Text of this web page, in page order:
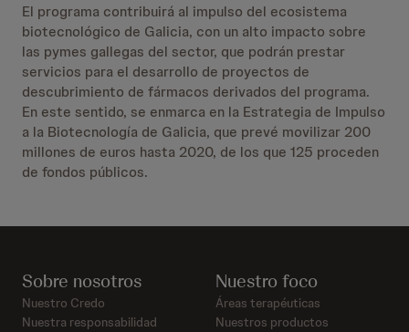
El programa contribuirá al impulso del ecosistema
biotecnológico de Galicia, con un alto impacto sobre
las pymes gallegas del sector, que podrán prestar
servicios para el desarrollo de proyectos de
descubrimiento de fármacos derivados del programa.
En este sentido, se enmarca en la Estrategia de Impulso
a la Biotecnología de Galicia, que prevé movilizar 200
millones de euros hasta 2020, de los que 125 proceden
de fondos públicos.
Sobre nosotros
Nuestro Credo
Nuestra responsabilidad
Nuestro foco
Áreas terapéuticas
Nuestros productos